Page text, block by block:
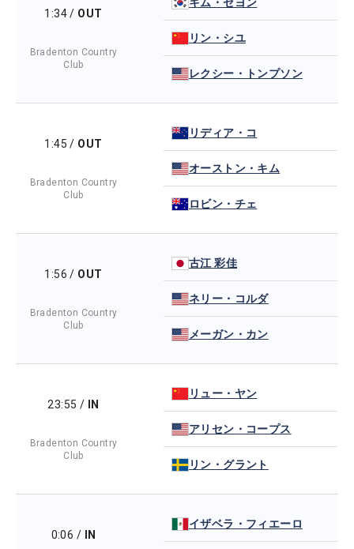
1:34/ OUT
Bradenton Country
Club
リン・シユ
レクシー・トンプソン
1:45 / OUT
Bradenton Country
Club
リディア・コ
オーストン・キム
ロビン・チェ
1:56 / OUT
Bradenton Country
Club
古江 彩佳
ネリー・コルダ
メーガン・カン
23:55 / IN
Bradenton Country
Club
リュー・ヤン
アリセン・コープス
リン・グラント
0:06 / IN
イザベラ・フィエーロ